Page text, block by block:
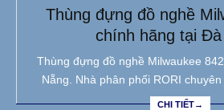
Thùng đựng đồ nghề
chính hãng tại Đà
Thùng đựng đồ nghề Milwaukee
Nẵng. Nhà phân phối RORI chuyên
CHI TIẾT→